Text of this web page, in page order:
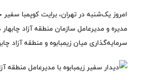
امروز یک‌شنبه در تهران، برایت کوپمبا
مدیره و مدیرعامل سازمان منطقه آزاد
سرمایه‌گذاری میان زیمبابوه و منطقه آزاد